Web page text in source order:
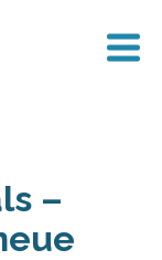
–